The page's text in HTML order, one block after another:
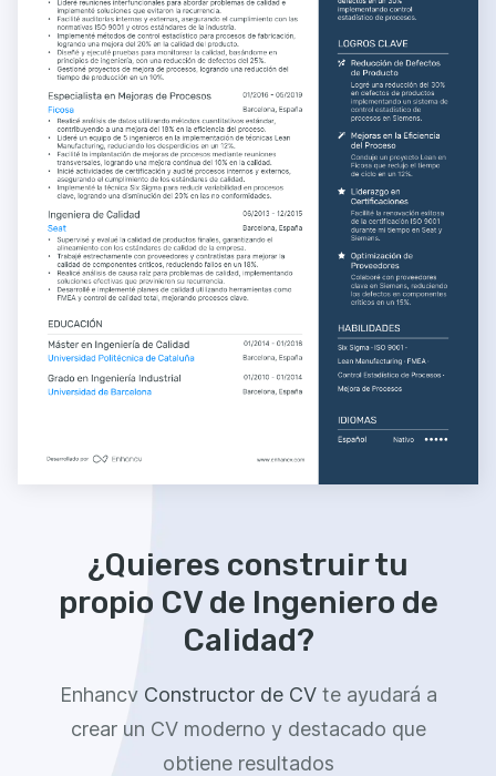
¿Quieres construir tu
propio CV de Ingeniero de
Calidad?
Enhancv Constructor de CV te ayudará a
crear un CV moderno y destacado que
obtiene resultados